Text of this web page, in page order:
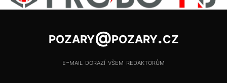
pozary@pozary.cz
e-mail dorazí všem redaktorům